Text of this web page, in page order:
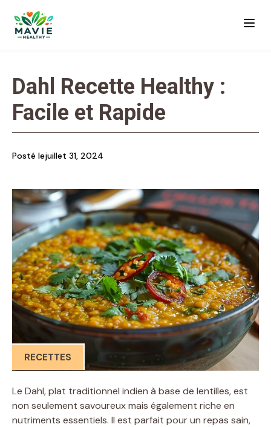
Dahl Recette Healthy :
Facile et Rapide
Posté lejuillet 31, 2024
RECETTES
Le Dahl, plat traditionnel indien à base de lentilles, est
non seulement savoureux mais également riche en
nutriments essentiels. Il est parfait pour un repas sain,